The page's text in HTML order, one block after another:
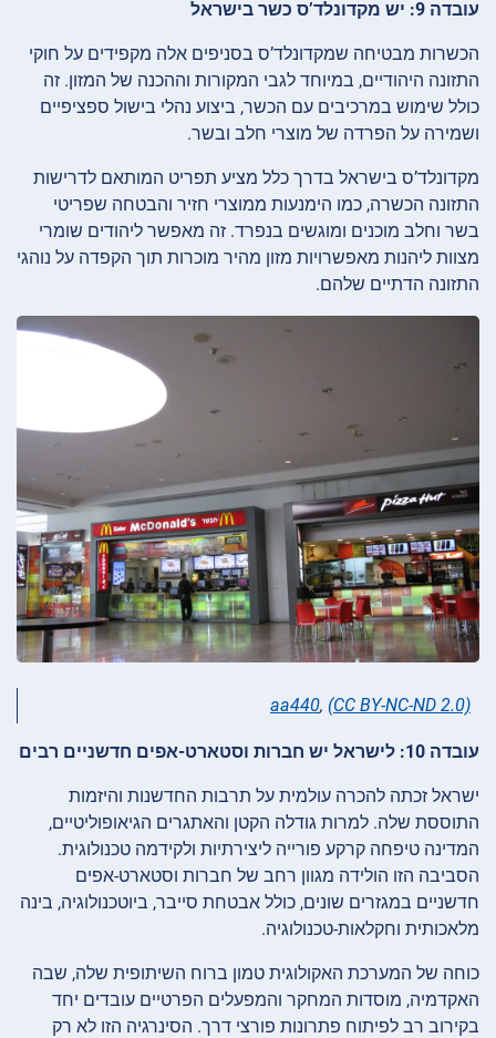
עובדה 9: יש מקדונלד’ס כשר בישראל
הכשרות מבטיחה שמקדונלד’ס בסניפים אלה מקפידים על חוקי
התזונה היהודיים, במיוחד לגבי המקורות וההכנה של המזון. זה
כולל שימוש במרכיבים עם הכשר, ביצוע נהלי בישול ספציפיים
ושמירה על הפרדה של מוצרי חלב ובשר.
מקדונלד’ס בישראל בדרך כלל מציע תפריט המותאם לדרישות
התזונה הכשרה, כמו הימנעות ממוצרי חזיר והבטחה שפריטי
בשר וחלב מוכנים ומוגשים בנפרד. זה מאפשר ליהודים שומרי
מצוות ליהנות מאפשרויות מזון מהיר מוכרות תוך הקפדה על נוהגי
התזונה הדתיים שלהם.
aa440, (CC BY-NC-ND 2.0)
עובדה 10: לישראל יש חברות וסטארט-אפים חדשניים רבים
ישראל זכתה להכרה עולמית על תרבות החדשנות והיזמות
התוססת שלה. למרות גודלה הקטן והאתגרים הגיאופוליטיים,
המדינה טיפחה קרקע פורייה ליצירתיות ולקידמה טכנולוגית.
הסביבה הזו הולידה מגוון רחב של חברות וסטארט-אפים
חדשניים במגזרים שונים, כולל אבטחת סייבר, ביוטכנולוגיה, בינה
מלאכותית וחקלאות-טכנולוגיה.
כוחה של המערכת האקולוגית טמון ברוח השיתופית שלה, שבה
האקדמיה, מוסדות המחקר והמפעלים הפרטיים עובדים יחד
בקירוב רב לפיתוח פתרונות פורצי דרך. הסינרגיה הזו לא רק